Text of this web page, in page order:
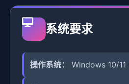
系统要求
操作系统： Windows 10/11